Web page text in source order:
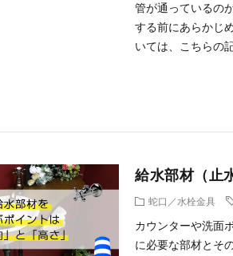
管が通っているの
する前にあらかじ
いては、こちらの
給水部材（止
蛇口／水栓金具
カウンターや洗面
に必要な部材とそ